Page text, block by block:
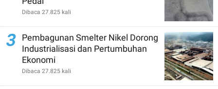
Dibaca 27.825 kali
3
Pembagunan Smelter Nikel Dorong
Industrialisasi dan Pertumbuhan
Ekonomi
Dibaca 27.825 kali